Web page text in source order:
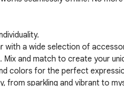
with a wide selection of
and match to create your
colors for the perfect
sparkling and vibrant to